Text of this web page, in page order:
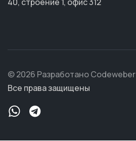
40, строение 1, офис 312
© 2026 Разработано Codeweber
Все права защищены